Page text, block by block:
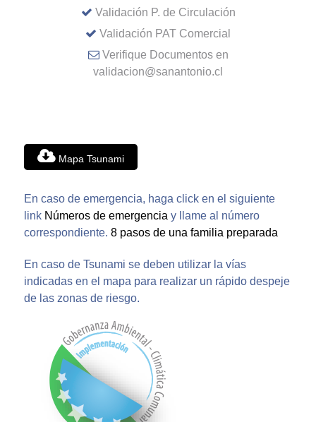
Validación P. de Circulación
Validación PAT Comercial
Verifique Documentos en
validacion@sanantonio.cl
Mapa Tsunami
En caso de emergencia, haga click en el siguiente
link Números de emergencia y llame al número
correspondiente. 8 pasos de una familia preparada
En caso de Tsunami se deben utilizar la vías
indicadas en el mapa para realizar un rápido despeje
de las zonas de riesgo.